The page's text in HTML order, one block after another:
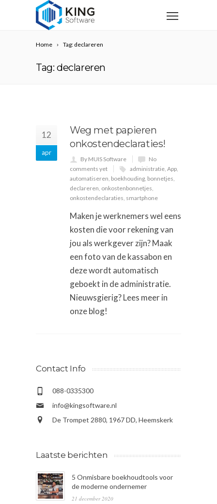
Home Tag: declareren
Tag: declareren
12
apr
Weg met papieren
onkostendeclaraties!
By MUIS Software
No
comments yet
administratie, App,
automatiseren, boekhouding, bonnetjes,
declareren, onkostenbonnetjes,
onkostendeclaraties, smartphone
Maken je werknemers wel eens
kosten die voor rekening van
jou als werkgever zijn? Maak
een foto van de kassabon en
deze wordt automatisch
geboekt in de administratie.
Nieuwsgierig? Lees meer in
onze blog!
Contact Info
088-0335300
info@kingsoftware.nl
De Trompet 2880, 1967 DD, Heemskerk
Laatste berichten
5 Onmisbare boekhoudtools voor
de moderne ondernemer
21 december 2020